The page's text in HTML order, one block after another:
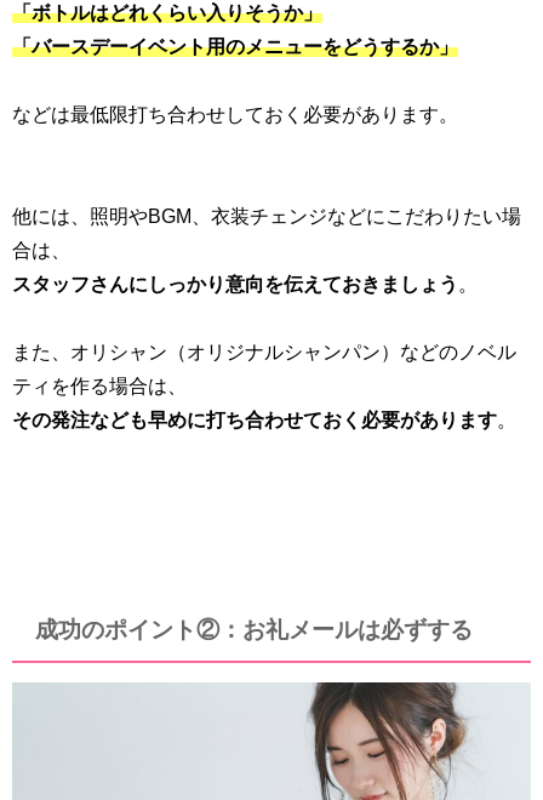
「ボトルはどれくらい入りそうか」
「バースデーイベント用のメニューをどうするか」
などは最低限打ち合わせしておく必要があります。
他には、照明やBGM、衣装チェンジなどにこだわりたい場
合は、
スタッフさんにしっかり意向を伝えておきましょう 。
また、オリシャン（オリジナルシャンパン）などのノベル
ティを作る場合は、
その発注なども早めに打ち合わせておく必要があります。
成功のポイント②：お礼メールは必ずする